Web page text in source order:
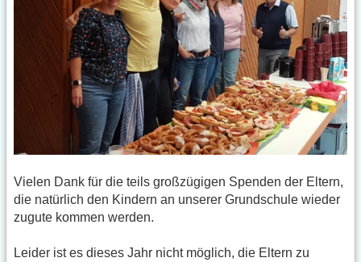
Vielen Dank für die teils großzügigen Spenden der Eltern,
die natürlich den Kindern an unserer Grundschule wieder
zugute kommen werden.
Leider ist es dieses Jahr nicht möglich, die Eltern zu